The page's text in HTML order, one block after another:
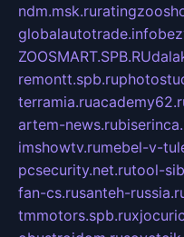
ndm.msk.ru
globalautotrade.info
ZOOSMART.SPB.RU
remontt.spb.ru
terramia.ru
artem-news.ru
imshowtv.rumebel-v-
pcsecurity.net.rutool-
fan-cs.rusanteh-
tmmotors.spb.ru